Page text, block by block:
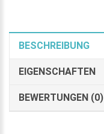
BESCHREIBUNG
EIGENSCHAFTEN
BEWERTUNGEN (0)